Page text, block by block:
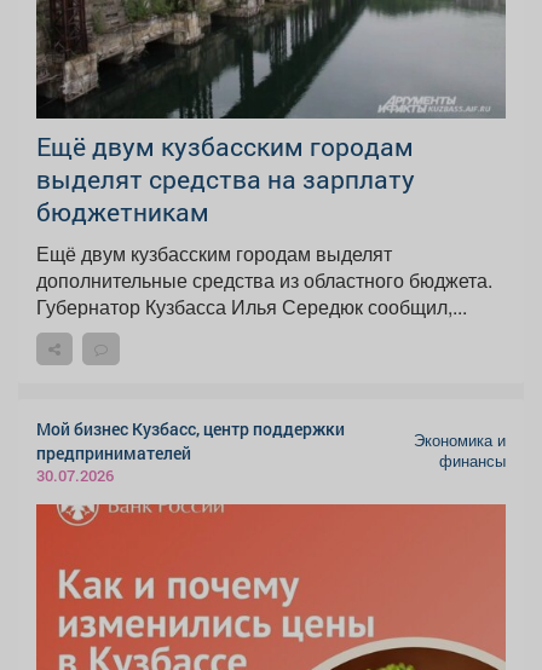
Ещё двум кузбасским городам
выделят средства на зарплату
бюджетникам
Ещё двум кузбасским городам выделят
дополнительные средства из областного бюджета.
Губернатор Кузбасса Илья Середюк сообщил,...
Мой бизнес Кузбасс, центр поддержки
предпринимателей
30.07.2026
Экономика и
финансы